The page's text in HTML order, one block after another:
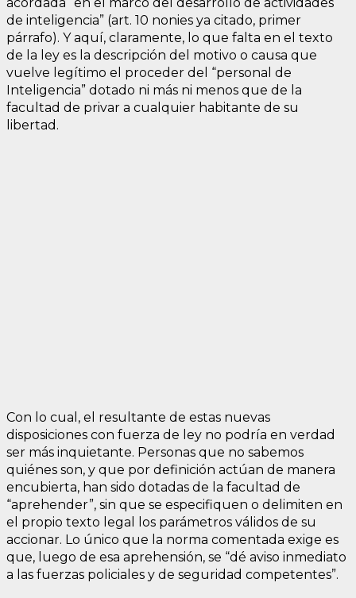
de inteligencia” (art. 10 nonies ya citado, primer
párrafo). Y aquí, claramente, lo que falta en el texto
de la ley es la descripción del motivo o causa que
vuelve legítimo el proceder del “personal de
Inteligencia” dotado ni más ni menos que de la
facultad de privar a cualquier habitante de su
libertad.
Con lo cual, el resultante de estas nuevas
disposiciones con fuerza de ley no podría en verdad
ser más inquietante. Personas que no sabemos
quiénes son, y que por definición actúan de manera
encubierta, han sido dotadas de la facultad de
“aprehender”, sin que se especifiquen o delimiten en
el propio texto legal los parámetros válidos de su
accionar. Lo único que la norma comentada exige es
que, luego de esa aprehensión, se “dé aviso inmediato
a las fuerzas policiales y de seguridad competentes”.